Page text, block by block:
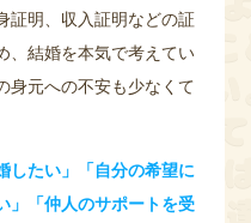
証明、収入証明などの証
、結婚を本気で考えてい
身元への不安も少なくて
したい」「自分の希望に
」「仲人のサポートを受